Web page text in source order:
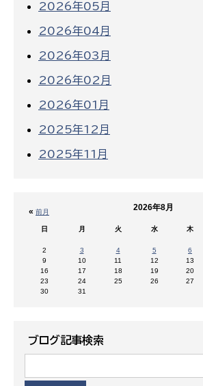
2026年05月
2026年04月
2026年03月
2026年02月
2026年01月
2025年12月
2025年11月
« 前月 2026年8月
日 月 火 水 木
2
3 4 5 6
9
10 11 12 13
16
17 18 19 20
23
24 25 26 27
30
31
ブログ記事検索